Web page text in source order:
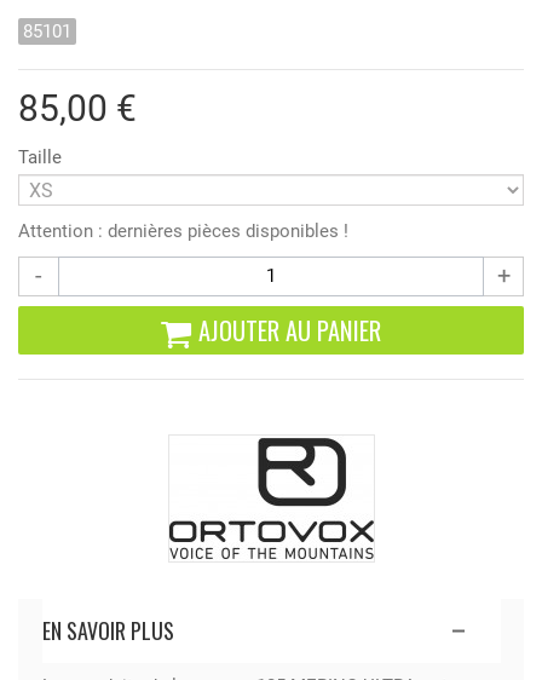
85101
85,00 €
Taille
Attention : dernières pièces disponibles !
- +
AJOUTER AU PANIER
EN SAVOIR PLUS